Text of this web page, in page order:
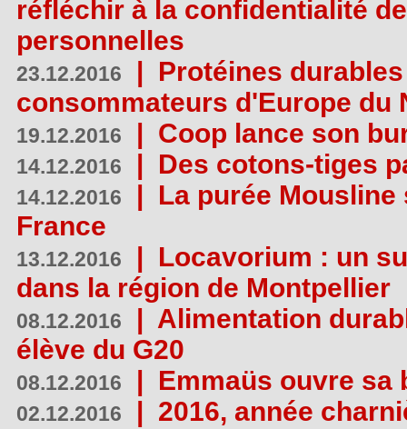
réfléchir à la confidentialité
personnelles
23.12.2016 | Protéines
consommateurs d'Europe du
19.12.2016 | Coop lance son
14.12.2016 | Des cotons-tiges
14.12.2016 | La purée
France
13.12.2016 | Locavorium : un
dans la région de Montpellier
08.12.2016 | Alimentation
élève du G20
08.12.2016 | Emmaüs ouvre sa
02.12.2016 | 2016, année